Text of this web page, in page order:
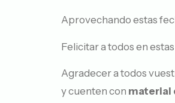
Aprovechando estas
Felicitar a todos en estas
Agradecer a todos
y cuenten con material